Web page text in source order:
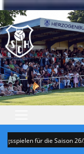
Startseite
für die Saison 26/27